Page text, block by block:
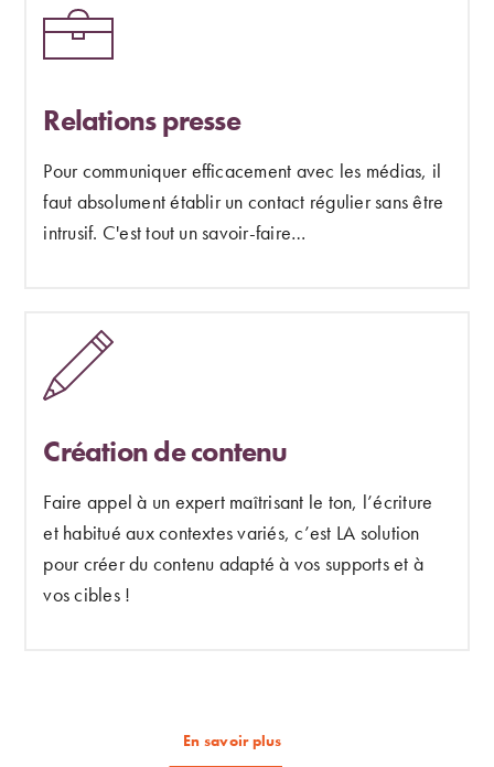
Relations presse
Pour communiquer efficacement avec les médias, il
faut absolument établir un contact régulier sans être
intrusif. C'est tout un savoir-faire…
Création de contenu
Faire appel à un expert maîtrisant le ton, l’écriture
et habitué aux contextes variés, c’est LA solution
pour créer du contenu adapté à vos supports et à
vos cibles !
En savoir plus